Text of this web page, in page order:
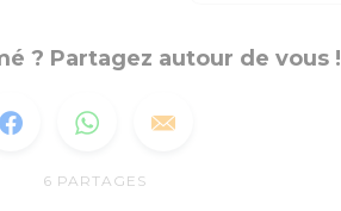
? Partagez autour de vous !
6 PARTAGES